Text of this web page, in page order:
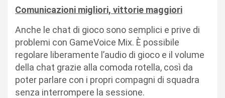
Comunicazioni migliori, vittorie maggiori
Anche le chat di gioco sono semplici e prive di
problemi con GameVoice Mix. È possibile
regolare liberamente l’audio di gioco e il volume
della chat grazie alla comoda rotella, così da
poter parlare con i propri compagni di squadra
senza interrompere la sessione.